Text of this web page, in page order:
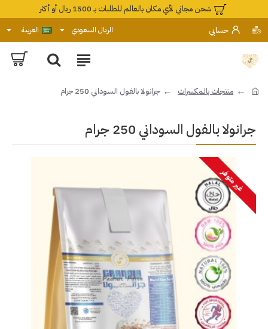
شحن مجاني لأي مكان بالعالم للطلبات بـ 1500 ريال أو أكثر
حسابي
الريال السعودي العربية
منتجات بالمكسرات جرانولا بالفول السوداني 250 جرام
جرانولا بالفول السوداني 250 جرام
غير متوفر